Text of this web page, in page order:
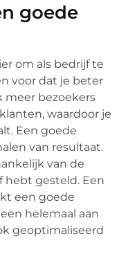
goede
om als bedrijf te
voor dat je beter
meer bezoekers
waardoor je
Een goede
van resultaat.
van de
hebt gesteld. Een
een goede
helemaal aan
geoptimaliseerd